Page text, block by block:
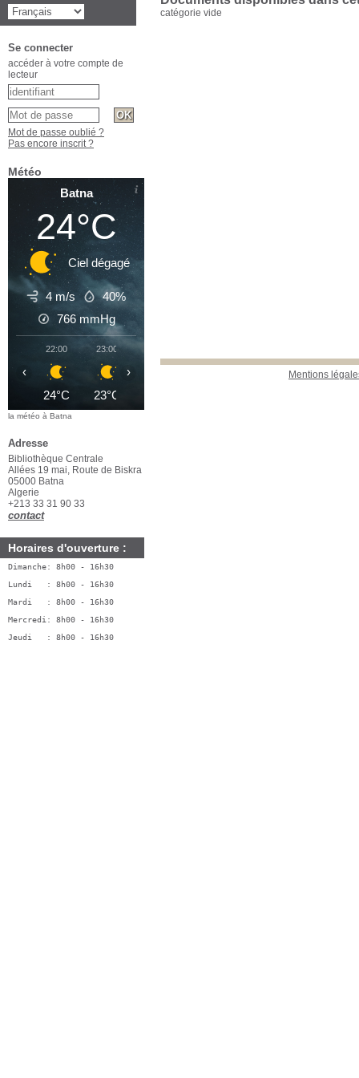
catégorie vide
Mentions
Se connecter
accéder à votre compte de
lecteur
Mot de passe oublié ?
Pas encore inscrit ?
Météo
Batna
24°C
Ciel dégagé
4 m/s
40%
766 mmHg
22:00
24°C
23:00
23°C
‹ ›
la météo à Batna
Adresse
Bibliothèque Centrale
Allées 19 mai, Route de Biskra
05000 Batna
Algerie
+213 33 31 90 33
contact
Horaires d'ouverture :
Dimanche: 8h00 - 16h30
Lundi   : 8h00 - 16h30
Mardi   : 8h00 - 16h30
Mercredi: 8h00 - 16h30
Jeudi   : 8h00 - 16h30